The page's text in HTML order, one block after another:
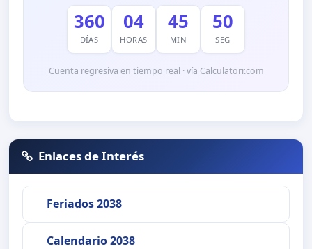
360
DÍAS
04
HORAS
45
MIN
50
SEG
Cuenta regresiva en tiempo real · vía Calculatorr.com
Enlaces de Interés
Feriados 2038
Calendario 2038